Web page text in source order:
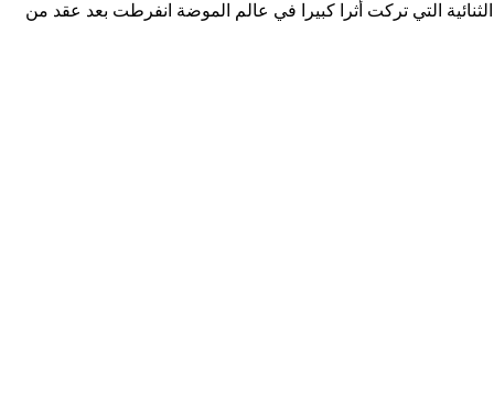
التي تركت أثرا كبيرا في عالم الموضة انفرطت بعد عقد من